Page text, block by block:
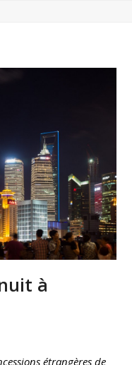
à
étrangères de